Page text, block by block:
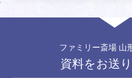
ファミリー斎場 山
資料をお送